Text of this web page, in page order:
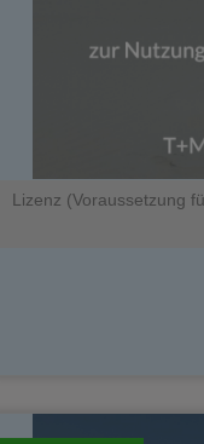
Lizenz (Voraussetzung